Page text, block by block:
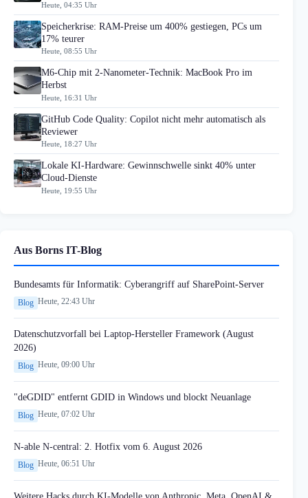
Heute, 04:35 Uhr
Speicherkrise: RAM-Preise um 400% gestiegen, PCs um
17% teurer
Heute, 08:55 Uhr
M6-Chip mit 2-Nanometer-Technik: MacBook Pro im
Herbst
Heute, 16:31 Uhr
GitHub Code Quality: Copilot nicht mehr automatisch als
Reviewer
Heute, 18:27 Uhr
Lokale KI-Hardware: Gewinnschwelle sinkt 40% unter
Cloud-Dienste
Heute, 19:55 Uhr
Aus Borns IT-Blog
Bundesamts für Informatik: Cyberangriff auf SharePoint-Server
Blog Heute, 22:43 Uhr
Datenschutzvorfall bei Laptop-Hersteller Framework (August
2026)
Blog Heute, 09:00 Uhr
"deGDID" entfernt GDID in Windows und blockt Neuanlage
Blog Heute, 07:02 Uhr
N-able N-central: 2. Hotfix vom 6. August 2026
Blog Heute, 06:51 Uhr
Weitere Hacks durch KI-Modelle von Anthropic, Meta, OpenAI &